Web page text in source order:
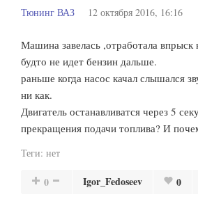
Тюнинг ВАЗ 12 октября 2016, 16:16
Машина завелась ,отработала впрыск
будто не идет бензин дальше.
раньше когда насос качал слышался
ни как.
Двигатель останавливатся через 5
прекращения подачи топлива? И
Теги: нет
0 Igor_Fedoseev 0